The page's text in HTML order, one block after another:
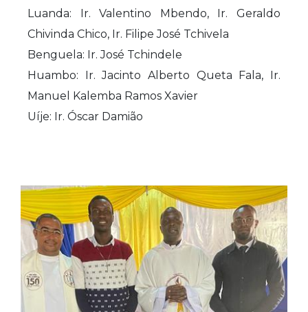
Luanda: Ir. Valentino Mbendo, Ir. Geraldo
Chivinda Chico, Ir. Filipe José Tchivela
Benguela: Ir. José Tchindele
Huambo: Ir. Jacinto Alberto Queta Fala, Ir.
Manuel Kalemba Ramos Xavier
Uíje: Ir. Óscar Damião